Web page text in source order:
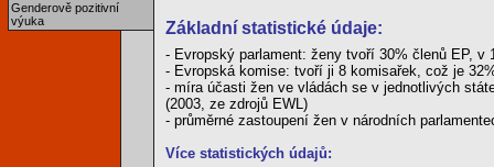
Genderově pozitivní
výuka
Základní statistické údaje:
- Evropský parlament: ženy tvoří 30% členů EP,
- Evropská komise: tvoří ji 8 komisařek, což je
- míra účasti žen ve vládách se v jednotlivých
(2003, ze zdrojů EWL)
- průměrné zastoupení žen v národních
Více statistických údajů: